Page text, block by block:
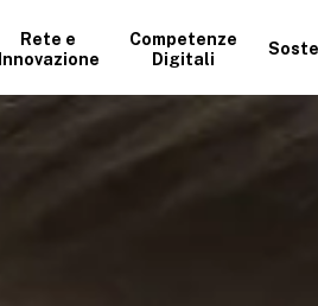
Rete e
Innovazione
Competenze
Digitali